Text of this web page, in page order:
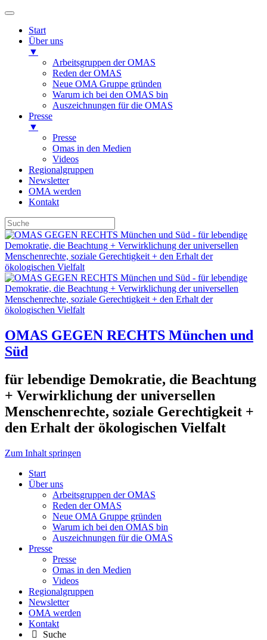
Start
Über uns
▼
Arbeitsgruppen der OMAS
Reden der OMAS
Neue OMA Gruppe gründen
Warum ich bei den OMAS bin
Auszeichnungen für die OMAS
Presse
▼
Presse
Omas in den Medien
Videos
Regionalgruppen
Newsletter
OMA werden
Kontakt
OMAS GEGEN RECHTS München und
Süd
für lebendige Demokratie, die Beachtung
+ Verwirklichung der universellen
Menschenrechte, soziale Gerechtigkeit +
den Erhalt der ökologischen Vielfalt
Zum Inhalt springen
Start
Über uns
Arbeitsgruppen der OMAS
Reden der OMAS
Neue OMA Gruppe gründen
Warum ich bei den OMAS bin
Auszeichnungen für die OMAS
Presse
Presse
Omas in den Medien
Videos
Regionalgruppen
Newsletter
OMA werden
Kontakt
Suche